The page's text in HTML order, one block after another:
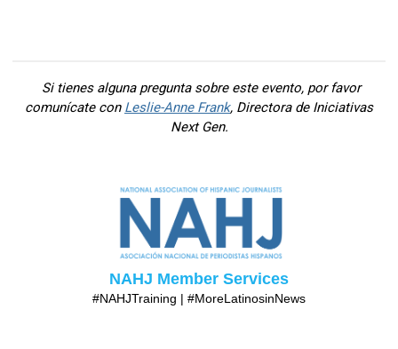
Si tienes alguna pregunta sobre este evento, por favor
comunícate con Leslie-Anne Frank, Directora de Iniciativas
Next Gen.
NAHJ Member Services
#NAHJTraining | #MoreLatinosinNews